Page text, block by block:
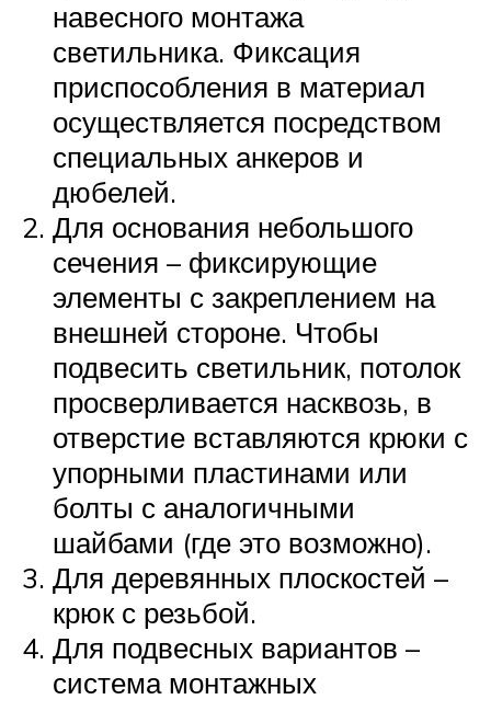
навесного монтажа
светильника. Фиксация
приспособления в материал
осуществляется посредством
специальных анкеров и
дюбелей.
Для основания небольшого
сечения – фиксирующие
элементы с закреплением на
внешней стороне. Чтобы
подвесить светильник, потолок
просверливается насквозь, в
отверстие вставляются крюки с
упорными пластинами или
болты с аналогичными
шайбами (где это возможно).
Для деревянных плоскостей –
крюк с резьбой.
Для подвесных вариантов –
система монтажных